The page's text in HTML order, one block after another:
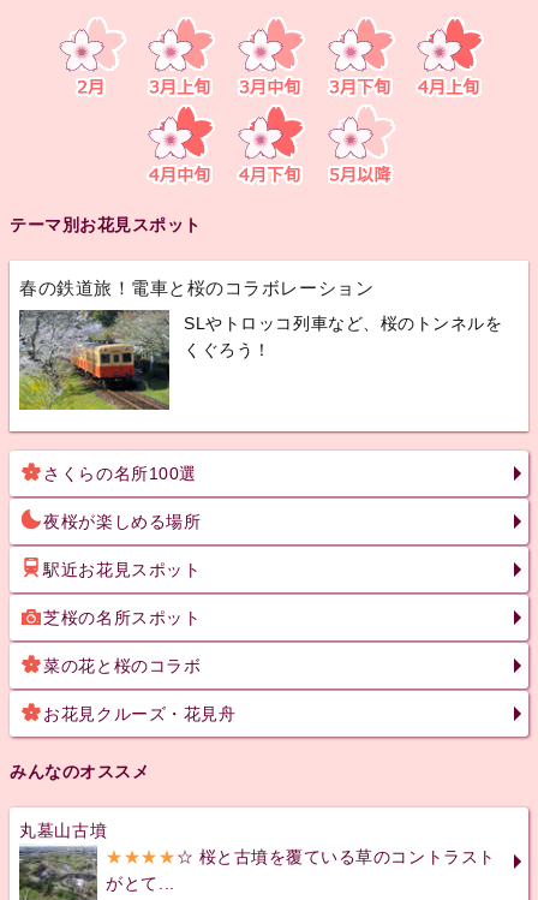
テーマ別お花見スポット
春の鉄道旅！電車と桜のコラボレーション
SLやトロッコ列車など、桜のトンネルを
くぐろう！
さくらの名所100選
夜桜が楽しめる場所
駅近お花見スポット
芝桜の名所スポット
菜の花と桜のコラボ
お花見クルーズ・花見舟
みんなのオススメ
丸墓山古墳
★★★★☆ 桜と古墳を覆ている草のコントラスト
がとて...